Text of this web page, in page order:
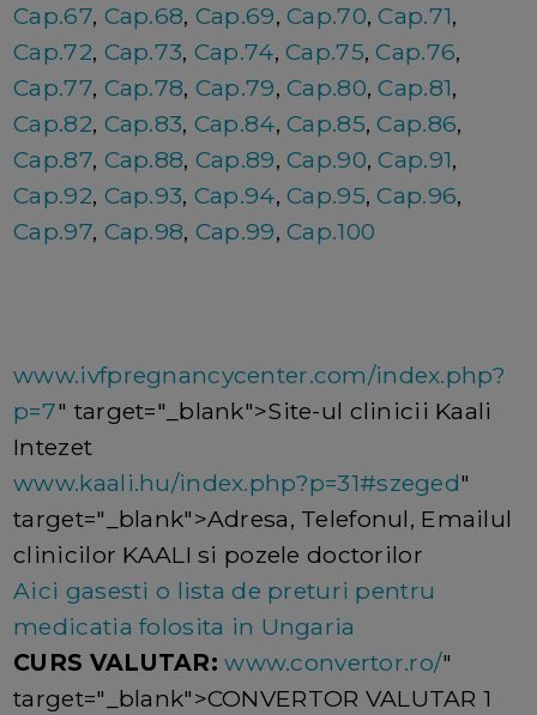
Cap.67, Cap.68, Cap.69,Cap.70,Cap.71,
Cap.72, Cap.73, Cap.74,Cap.75,Cap.76,
Cap.77, Cap.78, Cap.79,Cap.80,Cap.81,
Cap.82, Cap.83, Cap.84,Cap.85,Cap.86,
Cap.87, Cap.88, Cap.89,Cap.90,Cap.91,
Cap.92, Cap.93, Cap.94,Cap.95,Cap.96,
Cap.97, Cap.98, Cap.99,Cap.100
www.ivfpregnancycenter.com/index.php?
p=7" target="_blank">Site-ul clinicii Kaali
Intezet
www.kaali.hu/index.php?p=31#szeged"
target="_blank">Adresa, Telefonul, Emailul
clinicilor KAALI si pozele doctorilor
Aici gasesti o lista de preturi pentru
medicatia folosita in Ungaria
CURS VALUTAR: www.convertor.ro/"
target="_blank">CONVERTOR VALUTAR 1